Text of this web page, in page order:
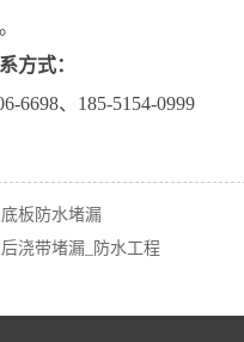
方式：
6698、185-5154-0999
板防水堵漏
浇带堵漏_防水工程